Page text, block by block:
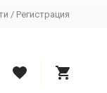
/ Регистрация